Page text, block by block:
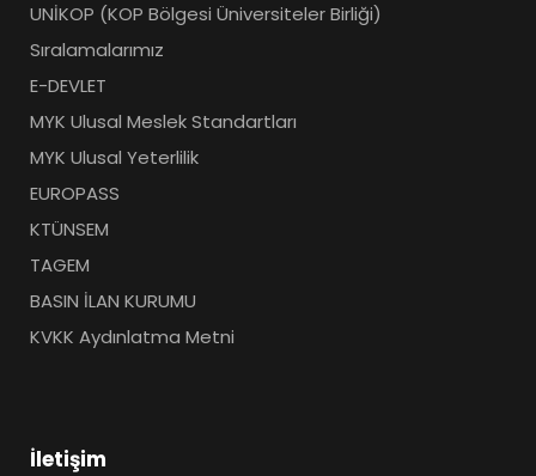
UNİKOP (KOP Bölgesi Üniversiteler Birliği)
Sıralamalarımız
E-DEVLET
MYK Ulusal Meslek Standartları
MYK Ulusal Yeterlilik
EUROPASS
KTÜNSEM
TAGEM
BASIN İLAN KURUMU
KVKK Aydınlatma Metni
İletişim